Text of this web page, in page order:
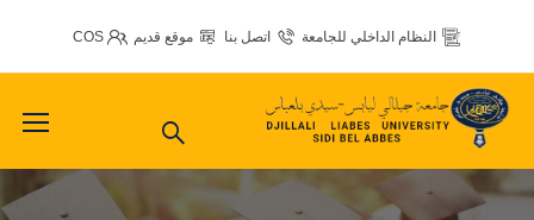
النظام الداخلي للجامعة اتصل بنا موقع قديم COS